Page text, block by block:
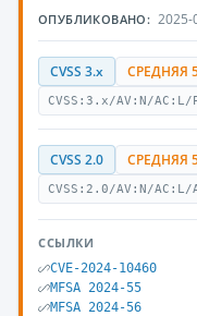
ОПУБЛИКОВАНО: 2025-
CVSS 3.x СРЕДНЯЯ
CVSS:3.x/AV:N/
CVSS 2.0 СРЕДНЯЯ
CVSS:2.0/AV:N/
ССЫЛКИ
CVE-2024-10460
MFSA 2024-55
MFSA 2024-56